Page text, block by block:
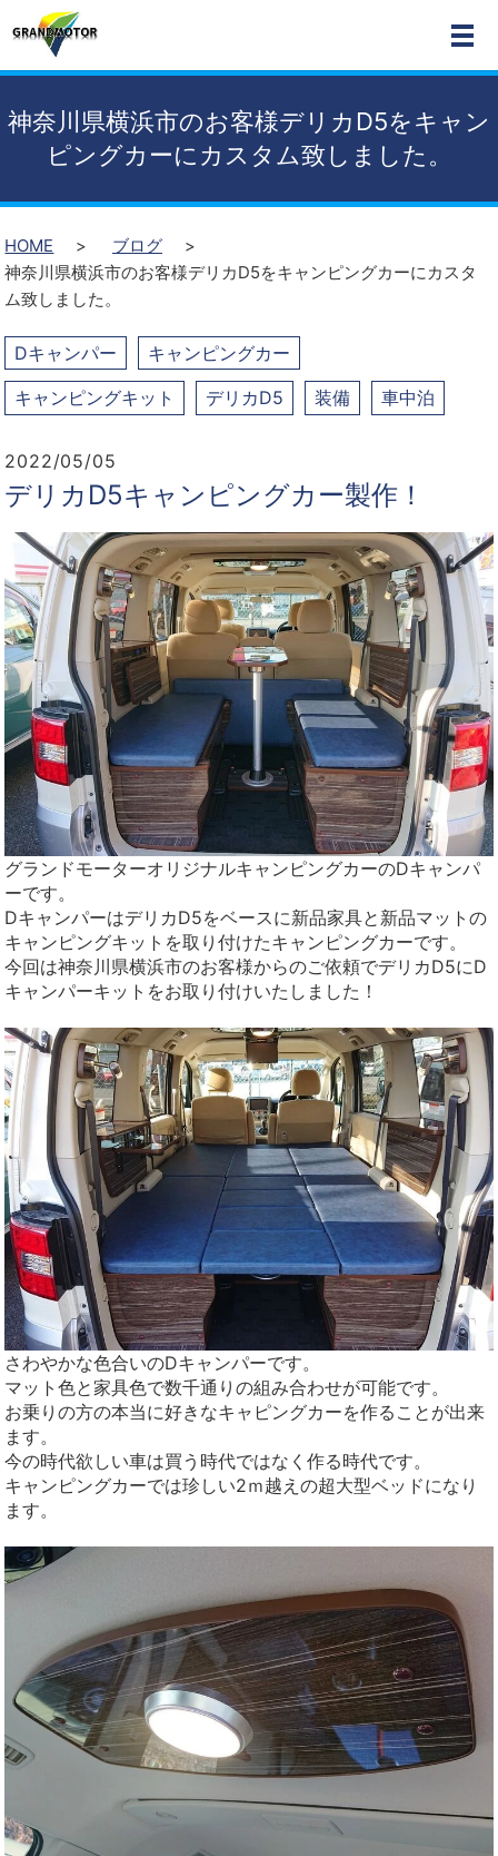
神奈川県横浜市のお客様デリカD5をキャン
ピングカーにカスタム致しました。
HOME
ブログ
神奈川県横浜市のお客様デリカD5をキャンピングカーにカスタ
ム致しました。
Dキャンパー キャンピングカー
キャンピングキット デリカD5 装備 車中泊
2022/05/05
デリカD5キャンピングカー製作！
グランドモーターオリジナルキャンピングカーのDキャンパ
ーです。
DキャンパーはデリカD5をベースに新品家具と新品マットの
キャンピングキットを取り付けたキャンピングカーです。
今回は神奈川県横浜市のお客様からのご依頼でデリカD5にD
キャンパーキットをお取り付けいたしました！
さわやかな色合いのDキャンパーです。
マット色と家具色で数千通りの組み合わせが可能です。
お乗りの方の本当に好きなキャピングカーを作ることが出来
ます。
今の時代欲しい車は買う時代ではなく作る時代です。
キャンピングカーでは珍しい2ｍ越えの超大型ベッドになり
ます。